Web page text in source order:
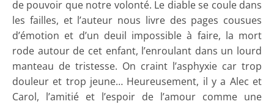
de pouvoir que notre volonté. Le diable se coule dans
les failles, et l’auteur nous livre des pages cousues
d’émotion et d’un deuil impossible à faire, la mort
rode autour de cet enfant, l’enroulant dans un lourd
manteau de tristesse. On craint l’asphyxie car trop
douleur et trop jeune… Heureusement, il y a Alec et
Carol, l’amitié et l’espoir de l’amour comme une